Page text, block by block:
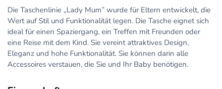
Die Taschenlinie „Lady Mum” wurde für Eltern entwickelt, die
Wert auf Stil und Funktionalität legen. Die Tasche eignet sich
ideal für einen Spaziergang, ein Treffen mit Freunden oder
eine Reise mit dem Kind. Sie vereint attraktives Design,
Eleganz und hohe Funktionalität. Sie können darin alle
Accessoires verstauen, die Sie und Ihr Baby benötigen.